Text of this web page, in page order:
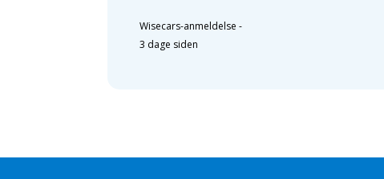
Wisecars-anmeldelse -
3 dage siden